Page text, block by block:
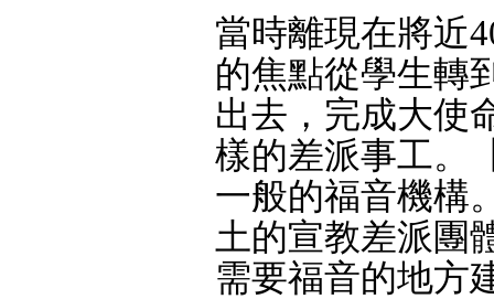
當時離現在將近
的焦點從學生轉
出去，完成大使
樣的差派事工。
一般的福音機構
土的宣教差派團
需要福音的地方